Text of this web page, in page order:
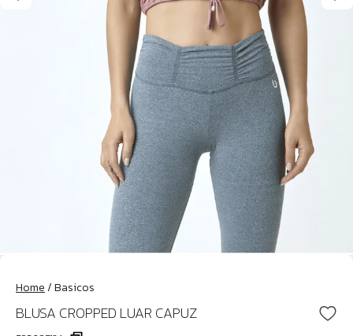
Home/Basicos
BLUSA CROPPED LUAR CAPUZ